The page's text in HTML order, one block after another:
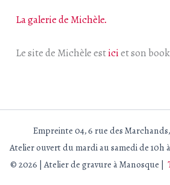
La galerie de Michèle.
Le site de Michèle esticiet son
Empreinte 04, 6 rue des
Atelier ouvert du mardi au samedi de 10h à
© 2026 | Atelier de gravure à Manosque |